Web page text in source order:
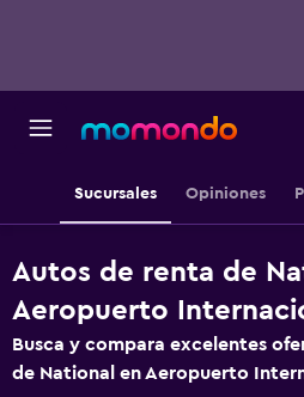
Sucursales Opiniones
Autos de renta de
Aeropuerto
Busca y compara excelentes
de National en Aeropuerto